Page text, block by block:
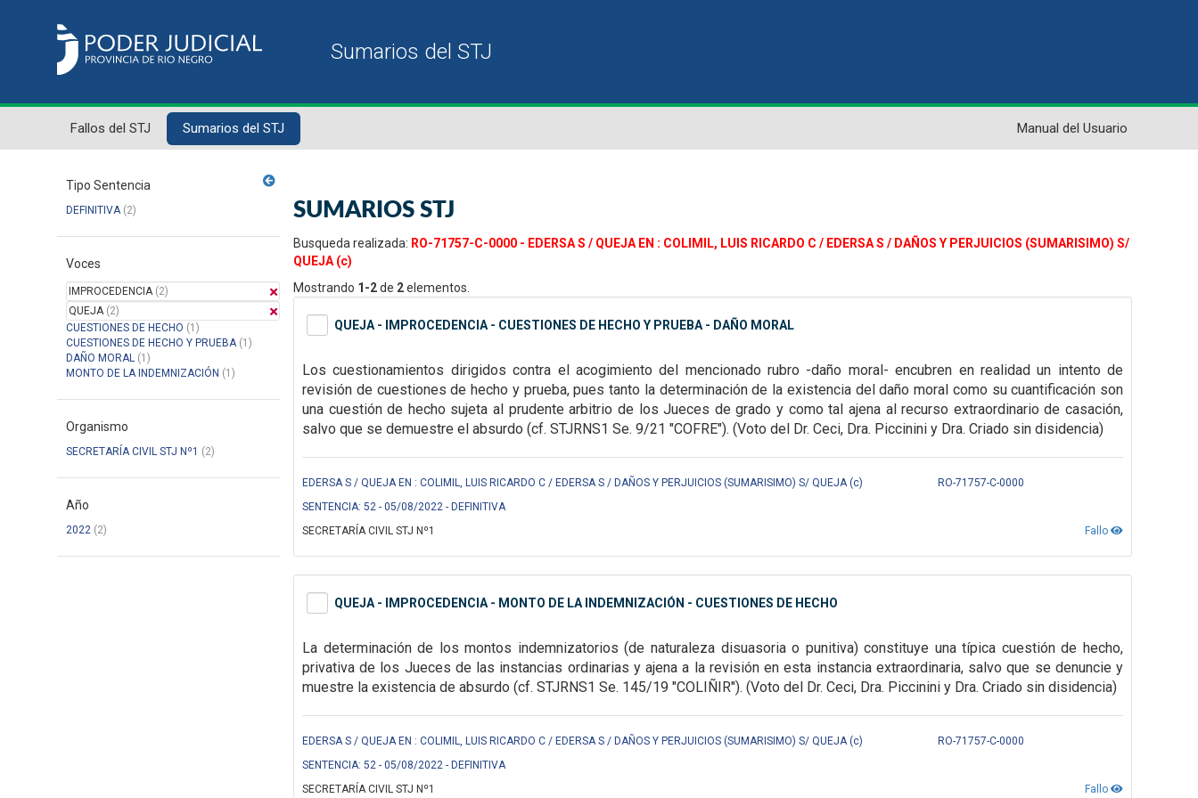
Fallos del STJ Sumarios del STJ Manual del Usuario
Tipo Sentencia
DEFINITIVA(2)
Voces
IMPROCEDENCIA(2)
QUEJA(2)
CUESTIONES DE HECHO (1)
CUESTIONES DE HECHO Y PRUEBA(1)
DAÑO MORAL (1)
MONTO DE LA INDEMNIZACIÓN (1)
Organismo
SECRETARÍA CIVIL STJ Nº1 (2)
Año
2022 (2)
SUMARIOS STJ
Busqueda realizada: RO-71757-C-0000 - EDERSA S / QUEJA EN : COLIMIL, LUIS RICARDO C / EDERSA S / DAÑOS Y PERJUICIOS (SUMARISIMO) S/
QUEJA (c)
Mostrando 1-2de 2elementos.
QUEJA - IMPROCEDENCIA - CUESTIONES DE HECHO Y PRUEBA - DAÑO MORAL
Los cuestionamientos dirigidos contra el acogimiento del mencionado rubro -daño moral- encubren en realidad un intento de
revisión de cuestiones de hecho y prueba, pues tanto la determinación de la existencia del daño moral como su cuantificación son
una cuestión de hecho sujeta al prudente arbitrio de los Jueces de grado y como tal ajena al recurso extraordinario de casación,
salvo que se demuestre el absurdo (cf. STJRNS1 Se. 9/21 "COFRE"). (Voto del Dr. Ceci, Dra. Piccinini y Dra. Criado sin disidencia)
EDERSA S / QUEJA EN : COLIMIL, LUIS RICARDO C / EDERSA S / DAÑOS Y PERJUICIOS (SUMARISIMO) S/ QUEJA (c)
RO-71757-C-0000
SENTENCIA: 52 - 05/08/2022 - DEFINITIVA
Fallo
SECRETARÍA CIVIL STJ Nº1
QUEJA - IMPROCEDENCIA - MONTO DE LA INDEMNIZACIÓN - CUESTIONES DE HECHO
La determinación de los montos indemnizatorios (de naturaleza disuasoria o punitiva) constituye una típica cuestión de hecho,
privativa de los Jueces de las instancias ordinarias y ajena a la revisión en esta instancia extraordinaria, salvo que se denuncie y
muestre la existencia de absurdo (cf. STJRNS1 Se. 145/19 "COLIÑIR"). (Voto del Dr. Ceci, Dra. Piccinini y Dra. Criado sin disidencia)
EDERSA S / QUEJA EN : COLIMIL, LUIS RICARDO C / EDERSA S / DAÑOS Y PERJUICIOS (SUMARISIMO) S/ QUEJA (c)
RO-71757-C-0000
SENTENCIA: 52 - 05/08/2022 - DEFINITIVA
Fallo
SECRETARÍA CIVIL STJ Nº1